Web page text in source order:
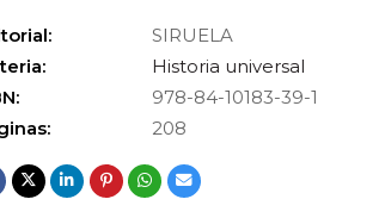
SIRUELA
Historia universal
978-84-10183-39-1
208